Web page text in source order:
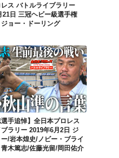
ス バトルライブラリー
21日 三冠ヘビー級選手権
ョー・ドーリング
【青木篤志選手追悼】全日本プロレス バトルライブラリー 2019年6月2日 ジェイク・リー/岩本煌史/ノビー・ブライアント VS 青木篤志/佐藤光留/岡田佑介
選手追悼】全日本プロレス
ラリー 2019年6月2日 ジ
/岩本煌史/ノビー・ブライ
木篤志/佐藤光留/岡田佑介